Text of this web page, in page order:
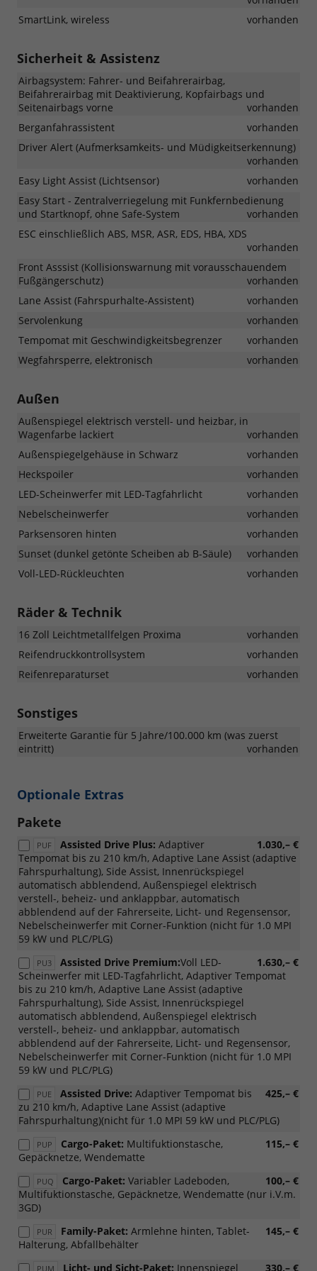
SmartLink, wireless
vorhanden
Sicherheit & Assistenz
Airbagsystem: Fahrer- und Beifahrerairbag,
Beifahrerairbag mit Deaktivierung, Kopfairbags und
Seitenairbags vorne
vorhanden
Berganfahrassistent
vorhanden
Driver Alert (Aufmerksamkeits- und Müdigkeitserkennung)
vorhanden
Easy Light Assist (Lichtsensor)
vorhanden
Easy Start - Zentralverriegelung mit Funkfernbedienung
und Startknopf, ohne Safe-System
vorhanden
ESC einschließlich ABS, MSR, ASR, EDS, HBA, XDS
vorhanden
Front Asssist (Kollisionswarnung mit vorausschauendem
Fußgängerschutz)
vorhanden
Lane Assist (Fahrspurhalte-Assistent)
vorhanden
Servolenkung
vorhanden
Tempomat mit Geschwindigkeitsbegrenzer
vorhanden
Wegfahrsperre, elektronisch
vorhanden
Außen
Außenspiegel elektrisch verstell- und heizbar, in
Wagenfarbe lackiert
vorhanden
Außenspiegelgehäuse in Schwarz
vorhanden
Heckspoiler
vorhanden
LED-Scheinwerfer mit LED-Tagfahrlicht
vorhanden
Nebelscheinwerfer
vorhanden
Parksensoren hinten
vorhanden
Sunset (dunkel getönte Scheiben ab B-Säule)
vorhanden
Voll-LED-Rückleuchten
vorhanden
Räder & Technik
16 Zoll Leichtmetallfelgen Proxima
vorhanden
Reifendruckkontrollsystem
vorhanden
Reifenreparaturset
vorhanden
Sonstiges
Erweiterte Garantie für 5 Jahre/100.000 km (was zuerst
eintritt)
vorhanden
Optionale Extras
Pakete
PUF 1.030,– €
Assisted Drive Plus: Adaptiver
Tempomat bis zu 210 km/h, Adaptive Lane Assist (adaptive
Fahrspurhaltung), Side Assist, Innenrückspiegel
automatisch abblendend, Außenspiegel elektrisch
verstell-, beheiz- und anklappbar, automatisch
abblendend auf der Fahrerseite, Licht- und Regensensor,
Nebelscheinwerfer mit Corner-Funktion (nicht für 1.0 MPI
59 kW und PLC/PLG)
PU3 1.630,– €
Assisted Drive Premium:Voll LED-
Scheinwerfer mit LED-Tagfahrlicht, Adaptiver Tempomat
bis zu 210 km/h, Adaptive Lane Assist (adaptive
Fahrspurhaltung), Side Assist, Innenrückspiegel
automatisch abblendend, Außenspiegel elektrisch
verstell-, beheiz- und anklappbar, automatisch
abblendend auf der Fahrerseite, Licht- und Regensensor,
Nebelscheinwerfer mit Corner-Funktion (nicht für 1.0 MPI
59 kW und PLC/PLG)
PUE 425,– €
Assisted Drive: Adaptiver Tempomat bis
zu 210 km/h, Adaptive Lane Assist (adaptive
Fahrspurhaltung)(nicht für 1.0 MPI 59 kW und PLC/PLG)
PUP 115,– €
Cargo-Paket: Multifuktionstasche,
Gepäcknetze, Wendematte
PUQ 100,– €
Cargo-Paket: Variabler Ladeboden,
Multifuktionstasche, Gepäcknetze, Wendematte (nur i.V.m.
3GD)
PUR 145,– €
Family-Paket: Armlehne hinten, Tablet-
Halterung, Abfallbehälter
PUM 330,– €
Licht- und Sicht-Paket: Innenspiegel